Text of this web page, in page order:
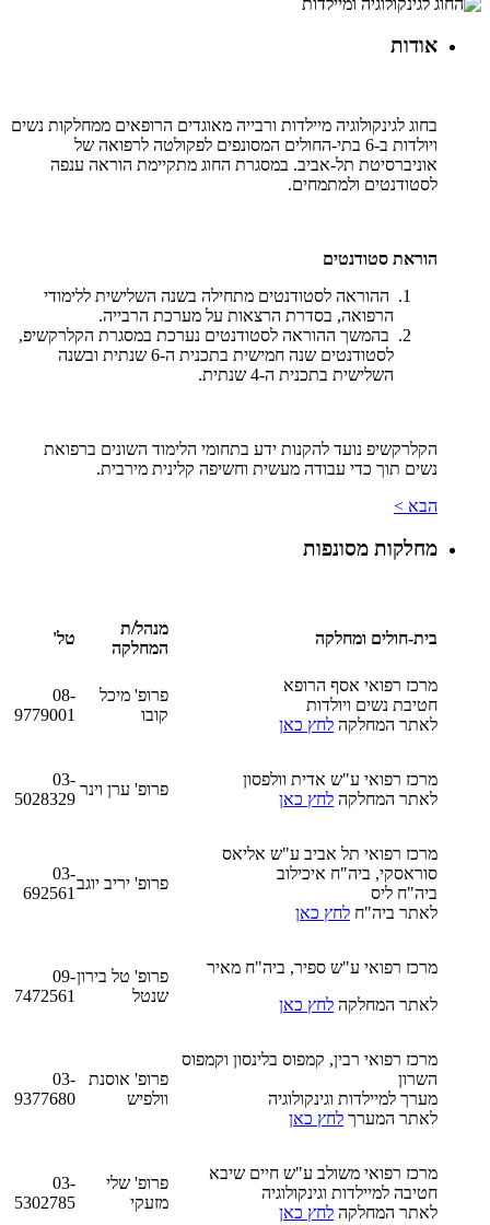
אודות
בחוג לגינקולוגיה מיילדות ורבייה מאוגדים הרופאים ממחלקות נשים
ויולדות ב-6 בתי-החולים המסונפים לפקולטה לרפואה של
אוניברסיטת תל-אביב. במסגרת החוג מתקיימת הוראה ענפה
לסטודנטים ולמתמחים.
הוראת סטודנטים
ההוראה לסטודנטים מתחילה בשנה השלישית ללימודי
הרפואה, בסדרת הרצאות על מערכת הרבייה.
בהמשך ההוראה לסטודנטים נערכת במסגרת הקלרקשיפ,
לסטודנטים שנה חמישית בתכנית ה-6 שנתית ובשנה
השלישית בתכנית ה-4 שנתית.
הקלרקשיפ נועד להקנות ידע בתחומי הלימוד השונים ברפואת
נשים תוך כדי עבודה מעשית וחשיפה קלינית מירבית.
הבא >
מחלקות מסונפות
בית-חולים ומחלקה
מנהל/ת
המחלקה
טל'
מרכז רפואי אסף הרופא
חטיבת נשים ויולדות
לאתר המחלקה לחץ כאן
פרופ' מיכל
קובו
08-
9779001
מרכז רפואי ע"ש אדית וולפסון
לאתר המחלקה לחץ כאן
פרופ' ערן וינר
03-
5028329
מרכז רפואי תל אביב ע"ש אליאס
סוראסקי, ביה"ח איכילוב
ביה"ח ליס
לאתר ביה"ח לחץ כאן
פרופ' יריב יוגב
03-
692561
מרכז רפואי ע"ש ספיר, ביה"ח מאיר
לאתר המחלקה לחץ כאן
פרופ' טל בירון
שנטל
09-
7472561
מרכז רפואי רבין, קמפוס בלינסון וקמפוס
השרון
מערך למיילדות וגינקולוגיה
לאתר המערך לחץ כאן
פרופ' אוסנת
וולפיש
03-
9377680
מרכז רפואי משולב ע"ש חיים שיבא
חטיבה למיילדות וגינקולוגיה
לאתר המחלקה לחץ כאן
פרופ' שלי
מזעקי
03-
5302785